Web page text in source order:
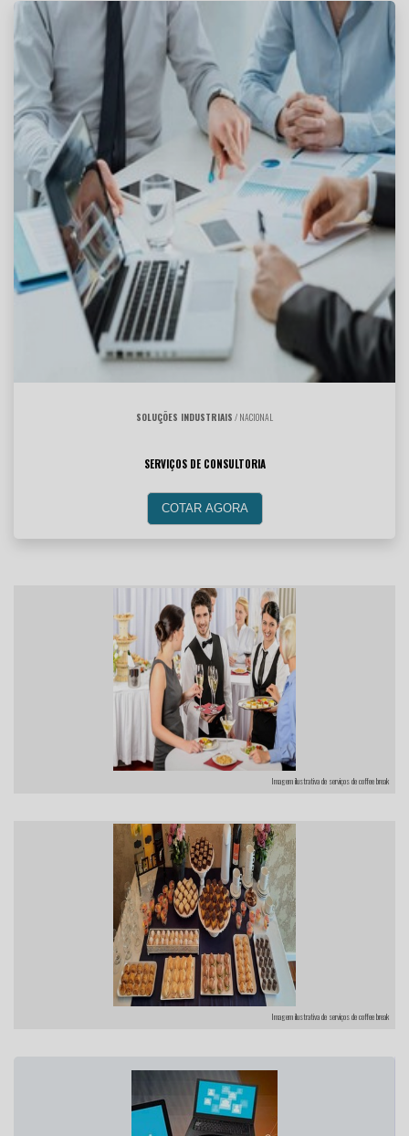
SOLUÇÕES INDUSTRIAIS / NACIONAL
SERVIÇOS DE CONSULTORIA
COTAR AGORA
Imagem ilustrativa de serviços de coffee break
Imagem ilustrativa de serviços de coffee break